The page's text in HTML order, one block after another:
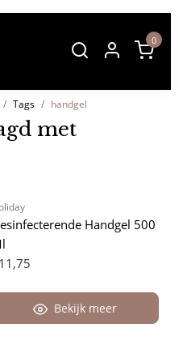
0
Tags handgel
met
Handgel 500
Bekijk meer